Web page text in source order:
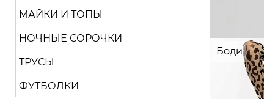
МАЙКИ И ТОПЫ
НОЧНЫЕ СОРОЧКИ
ТРУСЫ
ФУТБОЛКИ
Боди